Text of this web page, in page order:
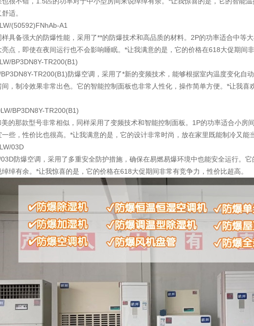
适。
(50592)FNhAb-A1
具备强大的防爆性能，采用了**的防爆技术和高品质的材料。2P的功率适合中等
点，即使在夜间运行也不会影响睡眠。*让我满意的是，它的价格在618大促期间
BP3DN8Y-TR200(B1)
TR200(B1)防爆空调，采用了*新的变频技术，能够根据室内温度变化自
，制冷效果非常出色。它的智能控制面板也非常人性化，操作简单方便。*让我喜
BP3DN8Y-TR200(B1)
的那款型号非常相似，同样采用了变频技术和智能控制面板。1P的功率适合小房
些，性价比也很高。*让我满意的是，它的设计非常时尚，放在家里既能制冷又能
03D
防爆空调，采用了多重安全防护措施，确保在易燃易爆环境中也能安全运行。
绰有余。*让我惊喜的是，它的价格在618大促期间非常有竞争力，性价比超高。